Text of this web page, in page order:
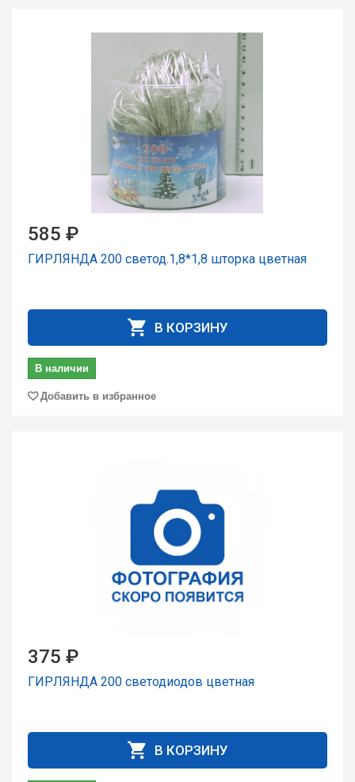
585 ₽
ГИРЛЯНДА 200 светод.1,8*1,8 шторка цветная
В КОРЗИНУ
В наличии
Добавить в избранное
375 ₽
ГИРЛЯНДА 200 светодиодов цветная
В КОРЗИНУ